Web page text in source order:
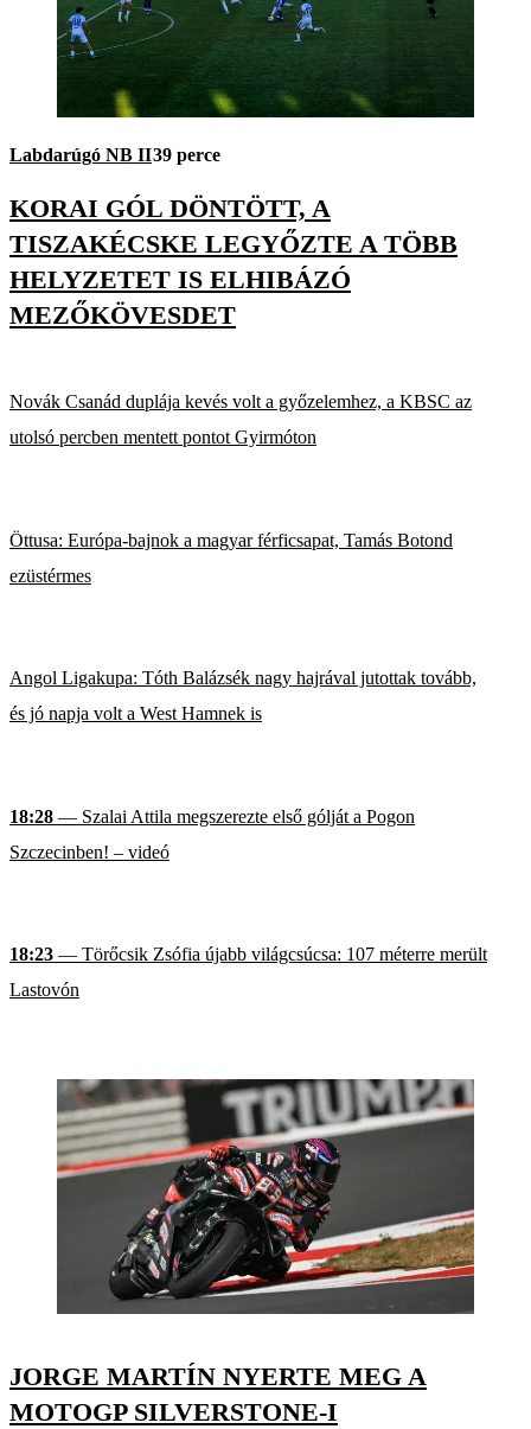
Labdarúgó NB II39 perce
KORAI GÓL DÖNTÖTT, A
TISZAKÉCSKE LEGYŐZTE A TÖBB
HELYZETET IS ELHIBÁZÓ
MEZŐKÖVESDET
Novák Csanád duplája kevés volt a győzelemhez, a KBSC az
utolsó percben mentett pontot Gyirmóton
Öttusa: Európa-bajnok a magyar férficsapat, Tamás Botond
ezüstérmes
Angol Ligakupa: Tóth Balázsék nagy hajrával jutottak tovább,
és jó napja volt a West Hamnek is
18:28 — Szalai Attila megszerezte első gólját a Pogon
Szczecinben! – videó
18:23 — Törőcsik Zsófia újabb világcsúcsa: 107 méterre merült
Lastovón
JORGE MARTÍN NYERTE MEG A
MOTOGP SILVERSTONE-I